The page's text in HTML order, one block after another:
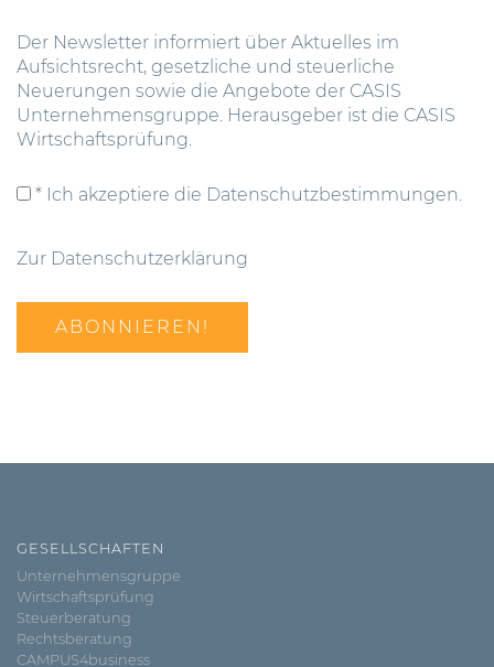
Der Newsletter informiert über Aktuelles im
Aufsichtsrecht, gesetzliche und steuerliche
Neuerungen sowie die Angebote der CASIS
Unternehmensgruppe. Herausgeber ist die CASIS
Wirtschaftsprüfung.
* Ich akzeptiere die Datenschutzbestimmungen.
Zur Datenschutzerklärung
GESELLSCHAFTEN
Unternehmensgruppe
Wirtschaftsprüfung
Steuerberatung
Rechtsberatung
CAMPUS4business